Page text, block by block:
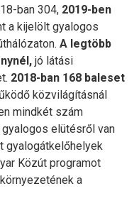
ban 304, 2019-ben
a kijelölt gyalogos
A legtöbb
jó látási
2018-ban 168 baleset
közvilágításnál
mindkét szám
elütésről van
gyalogátkelőhelyek
Közút programot
a